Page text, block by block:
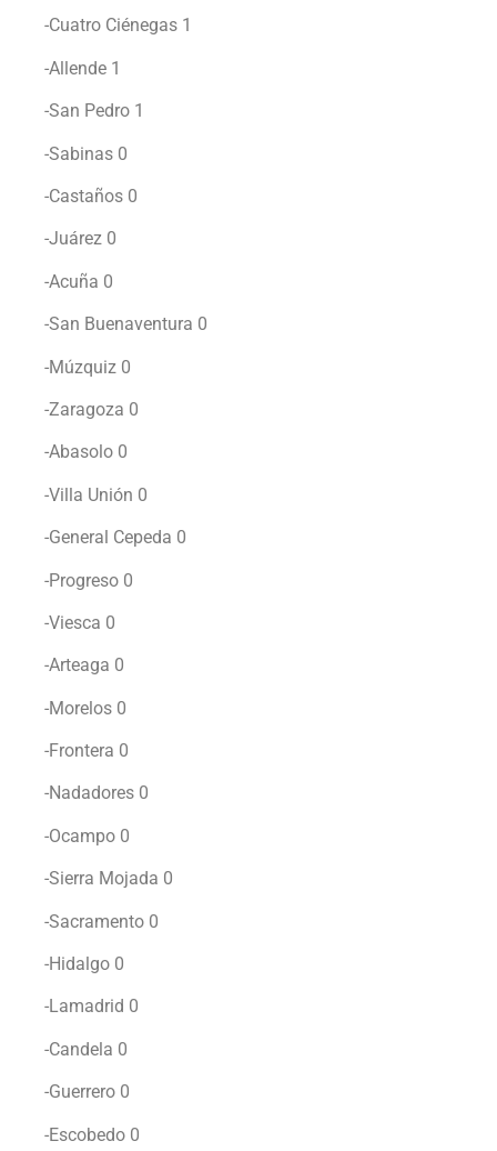
-Cuatro Ciénegas 1
-Allende 1
-San Pedro 1
-Sabinas 0
-Castaños 0
-Juárez 0
-Acuña 0
-San Buenaventura 0
-Múzquiz 0
-Zaragoza 0
-Abasolo 0
-Villa Unión 0
-General Cepeda 0
-Progreso 0
-Viesca 0
-Arteaga 0
-Morelos 0
-Frontera 0
-Nadadores 0
-Ocampo 0
-Sierra Mojada 0
-Sacramento 0
-Hidalgo 0
-Lamadrid 0
-Candela 0
-Guerrero 0
-Escobedo 0